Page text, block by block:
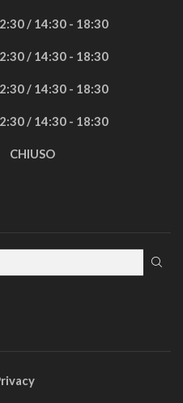
/ 14:30 - 18:30
/ 14:30 - 18:30
/ 14:30 - 18:30
/ 14:30 - 18:30
CHIUSO